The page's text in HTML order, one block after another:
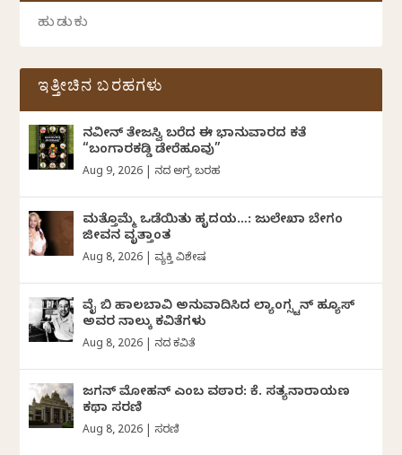
ಇತ್ತೀಚಿನ ಬರಹಗಳು
ನವೀನ್‌ ತೇಜಸ್ವಿ ಬರೆದ ಈ ಭಾನುವಾರದ ಕತೆ
“ಬಂಗಾರಕಡ್ಡಿ ಡೇರೆಹೂವು”
Aug 9, 2026 ದಿನದ ಅಗ್ರ ಬರಹ
ಮತ್ತೊಮ್ಮೆ ಒಡೆಯಿತು ಹೃದಯ…: ಜುಲೇಖಾ ಬೇಗಂ
ಜೀವನ ವೃತ್ತಾಂತ
Aug 8, 2026 ವ್ಯಕ್ತಿ ವಿಶೇಷ
ವೈ ಬಿ ಹಾಲಬಾವಿ ಅನುವಾದಿಸಿದ ಲ್ಯಾಂಗ್ಸ್ಟನ್ ಹ್ಯೂಸ್
ಅವರ ನಾಲ್ಕು ಕವಿತೆಗಳು
Aug 8, 2026 ದಿನದ ಕವಿತೆ
ಜಗನ್‌ ಮೋಹನ್‌ ಎಂಬ ವಠಾರ: ಕೆ. ಸತ್ಯನಾರಾಯಣ
ಕಥಾ ಸರಣಿ
Aug 8, 2026 ಸರಣಿ